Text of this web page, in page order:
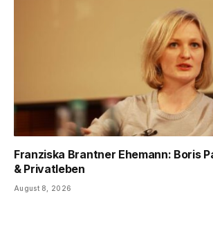
Franziska Brantner Ehemann: Boris
& Privatleben
August 8, 2026